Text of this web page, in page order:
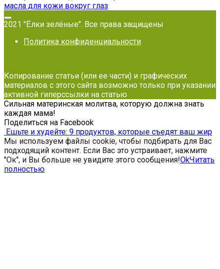
масла для кожи вокруг глаз
2021 "Ёлки зелёные". Все права защищены
Политика конфиденциальности
Копирование статьи (или ее части) и графических
материалов с этого сайта возможно только при указании
активной гиперссылки на статью
Сильная материнская молитва, которую должна знать
каждая мама!
Поделиться на Facebook
Ешьте и худейте: 9 продуктов, которые съедят ваш жир
Мы используем файлы cookie, чтобы подбирать для Вас
подходящий контент. Если Вас это устраивает, нажмите
"Ок", и Вы больше не увидите этого сообщения!OkЧитать
полностью